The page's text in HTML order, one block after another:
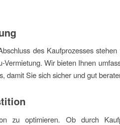
des Kaufprozesses
Wir bieten Ihnen
damit Sie sich sicher und gut
zu optimieren. Ob durch